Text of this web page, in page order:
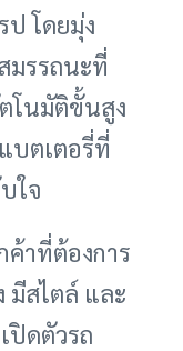
โดยมุ่ง
มรรถนะที่
โนมัติขั้นสูง
บตเตอรี่ที่
ใจ
ค้าที่ต้องการ
มีสไตล์ และ
ปิดตัวรถ